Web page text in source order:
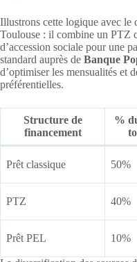
Illustrons cette logique avec le
Toulouse : il combine un PTZ
d’accession sociale pour une
standard auprès de Banque
d’optimiser les mensualités et
préférentielles.
Structure de
financement
%
Prêt classique 50%
PTZ 40%
Prêt PEL 10%